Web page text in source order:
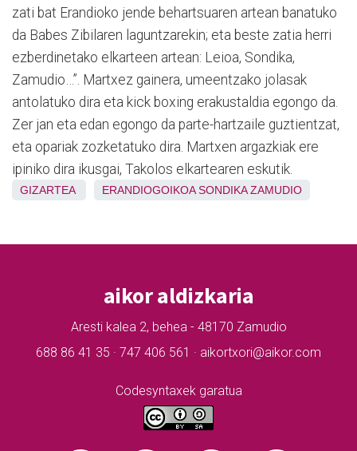
zati bat Erandioko jende behartsuaren artean banatuko
da Babes Zibilaren laguntzarekin; eta beste zatia herri
ezberdinetako elkarteen artean: Leioa, Sondika,
Zamudio…”. Martxez gainera, umeentzako jolasak
antolatuko dira eta kick boxing erakustaldia egongo da.
Zer jan eta edan egongo da parte-hartzaile guztientzat,
eta opariak zozketatuko dira. Martxen argazkiak ere
ipiniko dira ikusgai, Takolos elkartearen eskutik.
GIZARTEA ERANDIOGOIKOA SONDIKA ZAMUDIO
aikor aldizkaria
Aresti kalea 2, behea - 48170 Zamudio
688 86 41 35 · 747 406 561 · aikortxori@aikor.com
Codesyntaxek garatua